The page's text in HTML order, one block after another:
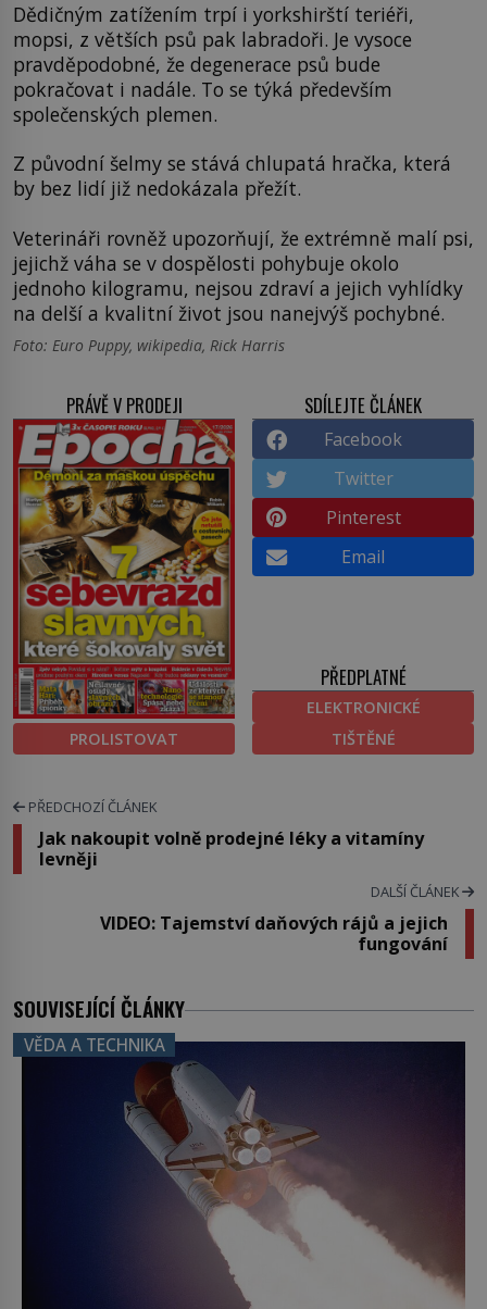
Dědičným zatížením trpí i yorkshirští teriéři,
mopsi, z větších psů pak labradoři. Je vysoce
pravděpodobné, že degenerace psů bude
pokračovat i nadále. To se týká především
společenských plemen.
Z původní šelmy se stává chlupatá hračka, která
by bez lidí již nedokázala přežít.
Veterináři rovněž upozorňují, že extrémně malí psi,
jejichž váha se v dospělosti pohybuje okolo
jednoho kilogramu, nejsou zdraví a jejich vyhlídky
na delší a kvalitní život jsou nanejvýš pochybné.
Foto: Euro Puppy, wikipedia, Rick Harris
PRÁVĚ V PRODEJI
PROLISTOVAT
SDÍLEJTE ČLÁNEK
Facebook
Twitter
Pinterest
Email
PŘEDPLATNÉ
ELEKTRONICKÉ
TIŠTĚNÉ
PŘEDCHOZÍ ČLÁNEK
Jak nakoupit volně prodejné léky a vitamíny
levněji
DALŠÍ ČLÁNEK
VIDEO: Tajemství daňových rájů a jejich
fungování
SOUVISEJÍCÍ ČLÁNKY
VĚDA A TECHNIKA